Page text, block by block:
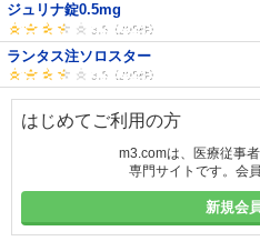
ジュリナ錠0.5mg
ランタス注ソロスター
はじめてご利用の方
m3.comは、医療従事
専門サイトです。会
新規会